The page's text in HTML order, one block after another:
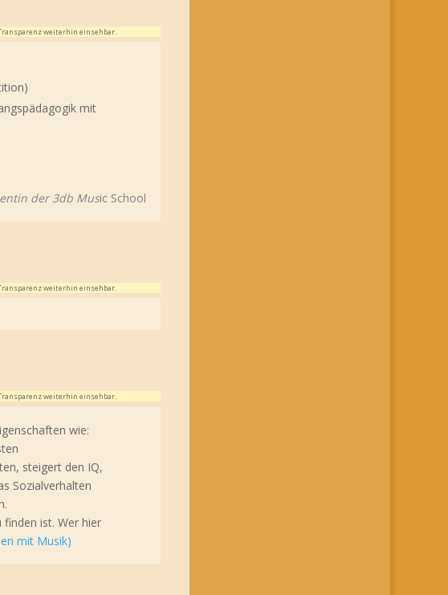
weiterhin einsehbar.
mit
der 3db Music School
weiterhin einsehbar.
weiterhin einsehbar.
wie:
steigert den IQ,
Sozialverhalten
ist. Wer hier
mit Musik)